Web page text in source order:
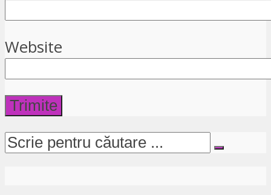
Website